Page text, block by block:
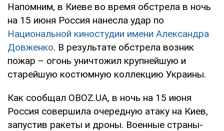
Напомним, в Киеве во время обстрела в ночь
на 15 июня Россия нанесла удар по
Национальной киностудии имени Александра
Довженко. В результате обстрела возник
пожар – огонь уничтожил крупнейшую и
старейшую костюмную коллекцию Украины.
Как сообщал OBOZ.UA, в ночь на 15 июня
Россия совершила очередную атаку на Киев,
запустив ракеты и дроны. Военные страны-